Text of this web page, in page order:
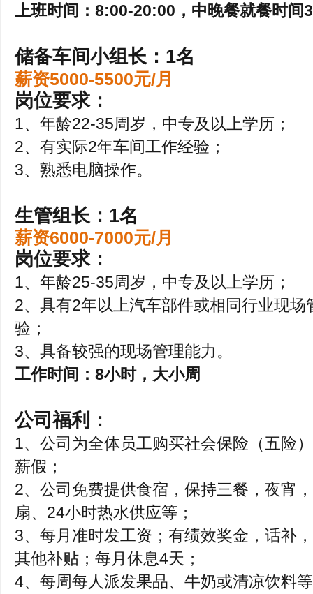
上班时间：8:00-20:00，中晚餐就餐时间
储备车间小组长：1名
薪资5000-5500元/月
岗位要求：
1、年龄22-35周岁，中专及以上学历；
2、有实际2年车间工作经验；
3、熟悉电脑操作。
生管组长：1名
薪资6000-7000元/月
岗位要求：
1、年龄25-35周岁，中专及以上学历；
2、具有2年以上汽车部件或相同行业现
验；
3、具备较强的现场管理能力。
工作时间：8小时，大小周
公司福利：
1、公司为全体员工购买社会保险（五险
薪假；
2、公司免费提供食宿，保持三餐，夜宵
扇、24小时热水供应等；
3、每月准时发工资；有绩效奖金，话补
其他补贴；每月休息4天；
4、每周每人派发果品、牛奶或清凉饮料